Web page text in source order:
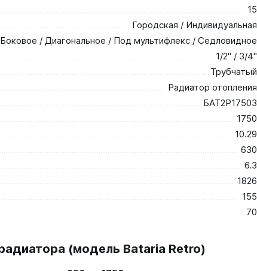
15
Городская / Индивидуальная
Боковое / Диагональное / Под мультифлекс / Седловидное
1/2" / 3/4"
Трубчатый
Радиатор отопления
БАТ2Р17503
1750
10.29
630
6.3
1826
155
70
(модель Bataria Retro)